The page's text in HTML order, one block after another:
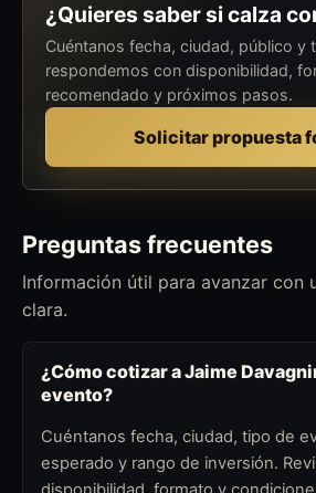
¿Quieres saber si calza
Cuéntanos fecha, ciudad, público y
respondemos con disponibilidad,
recomendado y próximos pasos.
Solicitar propuesta
Preguntas frecuentes
Información útil para avanzar con
clara.
¿Cómo cotizar a Jaime
evento?
Cuéntanos fecha, ciudad, tipo de
esperado y rango de inversión.